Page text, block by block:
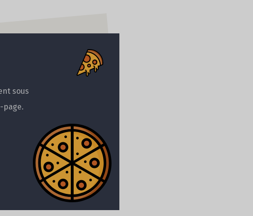
sous
page.